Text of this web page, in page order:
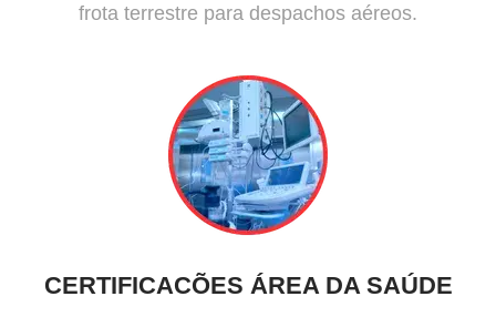
frota terrestre para despachos aéreos.
CERTIFICACÕES ÁREA DA SAÚDE